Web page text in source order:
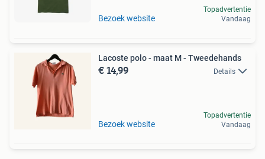
Bezoek website
Topadvertentie
Vandaag
Lacoste polo - maat M - Tweedehands
€ 14,99 Details
Bezoek website
Topadvertentie
Vandaag